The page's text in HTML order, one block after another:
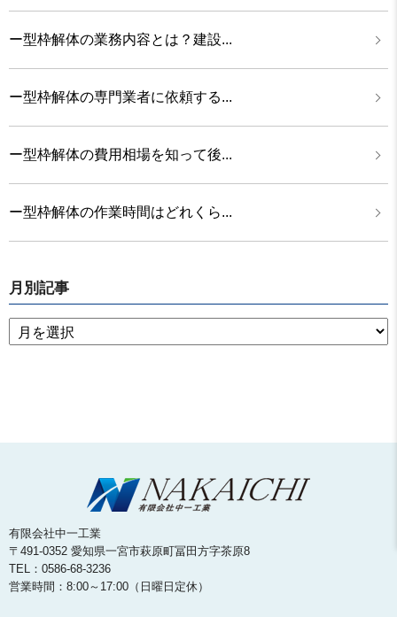
ー型枠解体の業務内容とは？建設...
ー型枠解体の専門業者に依頼する...
ー型枠解体の費用相場を知って後...
ー型枠解体の作業時間はどれくら...
月別記事
有限会社中一工業
〒491-0352 愛知県一宮市萩原町冨田方字茶原8
TEL：0586-68-3236
営業時間：8:00～17:00（日曜日定休）